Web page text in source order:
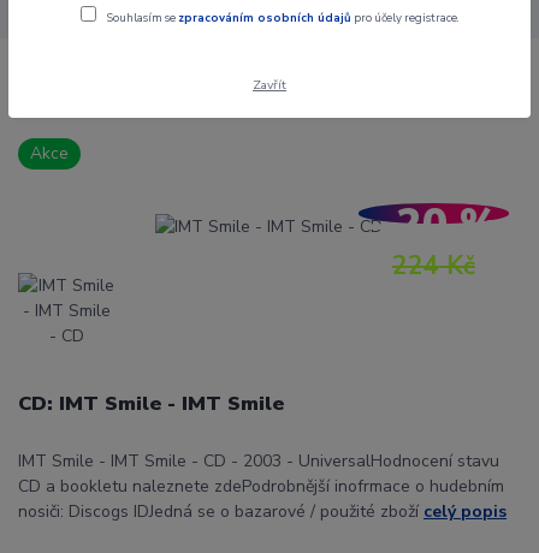
Alba CD IMT Smile - IMT Smile - CD
IMT Smile - IMT Smile - CD
Akce
224 Kč
- 20 %
CD: IMT Smile - IMT Smile
IMT Smile - IMT Smile - CD - 2003 - UniversalHodnocení stavu
CD a bookletu naleznete zdePodrobnější inofrmace o hudebním
nosiči: Discogs IDJedná se o bazarové / použité zboží celý popis
Souhlasím se zpracováním osobních údajů pro účely registrace.
Zavřít